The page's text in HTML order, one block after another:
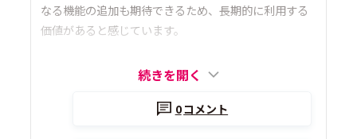
なる機能の追加も期待できるため、長期的に利用する
価値があると感じています。
続きを開く
0コメント